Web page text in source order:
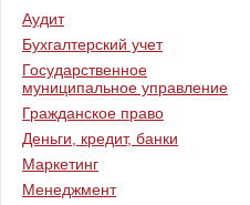
Аудит
Бухгалтерский учет
Государственное
муниципальное управление
Гражданское право
Деньги, кредит, банки
Маркетинг
Менеджмент